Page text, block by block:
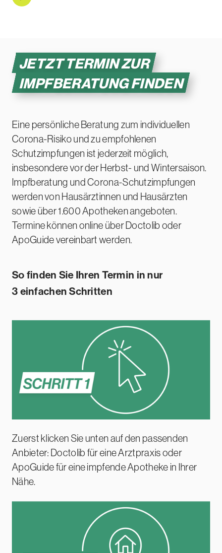
JETZT TERMIN ZUR
IMPFBERATUNGFINDEN
Eine persönliche Beratung zum individuellen
Corona-Risiko und zu empfohlenen
Schutzimpfungen ist jederzeit möglich,
insbesondere vor der Herbst- und Wintersaison.
Impfberatung und Corona-Schutzimpfungen
werden von Hausärztinnen und Hausärzten
sowie über 1.600 Apotheken angeboten.
Termine können online über Doctolib oder
ApoGuide vereinbart werden.
So finden Sie Ihren Termin in nur
3 einfachenSchritten
Zuerst klicken Sie unten auf den passenden
Anbieter: Doctolib für eine Arztpraxis oder
ApoGuide für eine impfende Apotheke in Ihrer
Nähe.